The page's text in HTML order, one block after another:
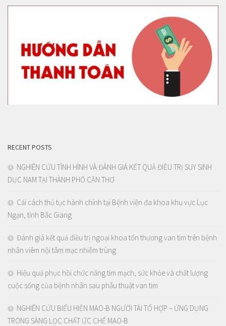
RECENT POSTS
NGHIÊN CỨU TÌNH HÌNH VÀ ĐÁNH GIÁ KẾT QUẢ ĐIỀU TRỊ SUY SINH
DỤC NAM TẠI THÀNH PHỐ CẦN THƠ
Cải cách thủ tục hành chính tại Bệnh viện đa khoa khu vực Lục
Ngạn, tỉnh Bắc Giang
Đánh giá kết quả điều trị ngoại khoa tổn thương van tim trên bệnh
nhân viêm nội tâm mạc nhiễm trùng
Hiệu quả phục hồi chức năng tim mạch, sức khỏe và chất lượng
cuộc sống của bệnh nhân sau phẫu thuật van tim
NGHIÊN CỨU BIỂU HIỆN MAO-B NGƯỜI TÁI TỔ HỢP – ỨNG DỤNG
TRONG SÀNG LỌC CHẤT ỨC CHẾ MAO-B